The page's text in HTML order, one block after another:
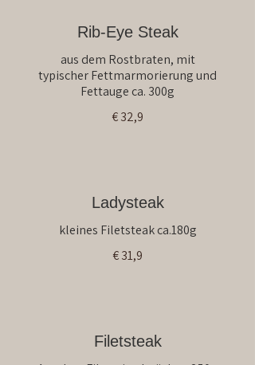
Rib-Eye Steak
aus dem Rostbraten, mit
typischer Fettmarmorierung und
Fettauge ca. 300g
€ 32,9
Ladysteak
kleines Filetsteak ca.180g
€ 31,9
Filetsteak